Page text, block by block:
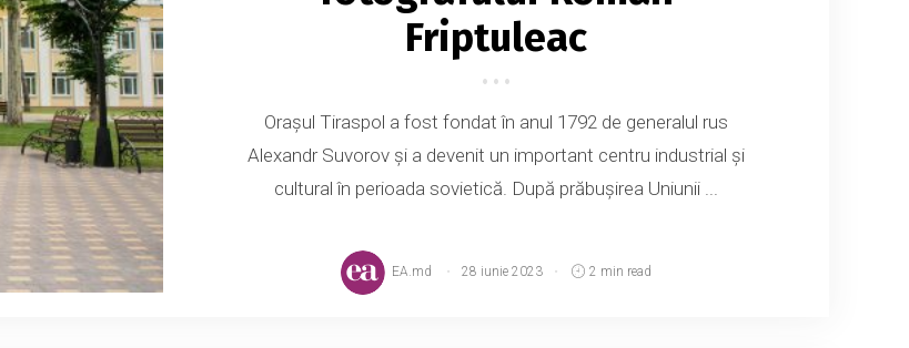
Friptuleac
Orașul Tiraspol a fost fondat în anul 1792 de generalul rus
Alexandr Suvorov și a devenit un important centru industrial și
cultural în perioada sovietică. După prăbușirea Uniunii ...
EA.md 28 iunie 2023 2 min read